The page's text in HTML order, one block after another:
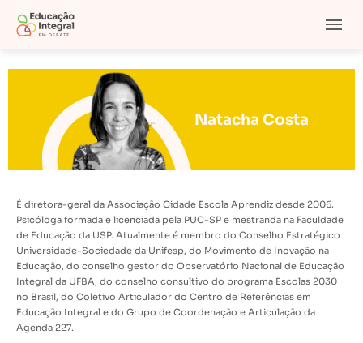
Natacha Costa
É diretora-geral da Associação Cidade Escola Aprendiz desde 2006.
Psicóloga formada e licenciada pela PUC-SP e mestranda na Faculdade
de Educação da USP. Atualmente é membro do Conselho Estratégico
Universidade-Sociedade da Unifesp, do Movimento de Inovação na
Educação, do conselho gestor do Observatório Nacional de Educação
Integral da UFBA, do conselho consultivo do programa Escolas 2030
no Brasil, do Coletivo Articulador do Centro de Referências em
Educação Integral e do Grupo de Coordenação e Articulação da
Agenda 227.